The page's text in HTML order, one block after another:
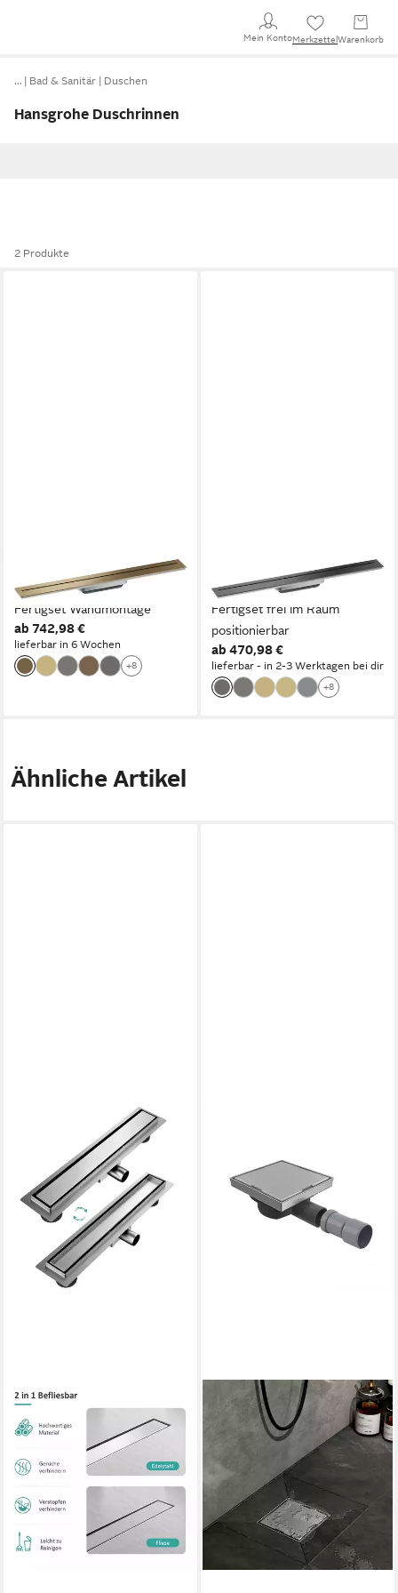
Mein KontoMerkzettel Warenkorb
… Bad & Sanitär Duschen
Hansgrohe Duschrinnen
2 Produkte
Duschrinne Axor Drain,
Fertigset Wandmontage
ab 742,98 €
lieferbar in 6 Wochen
+8
Duschrinne Axor Drain,
Fertigset frei im Raum
positionierbar
ab 470,98 €
lieferbar - in 2-3 Werktagen bei dir
+8
Ähnliche Artikel